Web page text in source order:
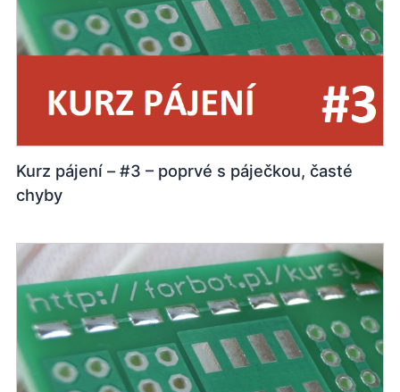
Kurz pájení – #3 – poprvé s páječkou, časté
chyby